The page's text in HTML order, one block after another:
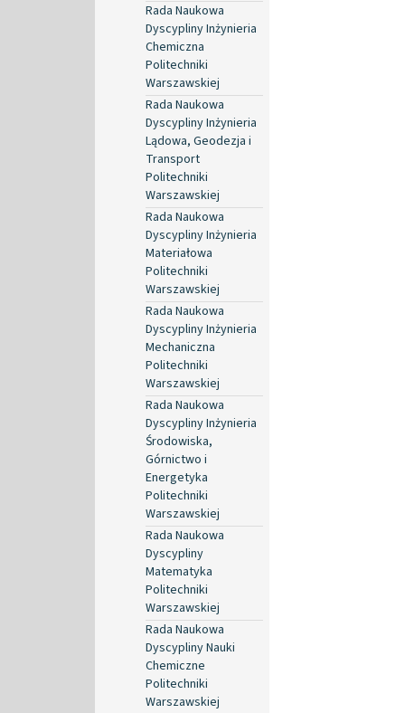
Rada Naukowa
Dyscypliny Inżynieria
Chemiczna
Politechniki
Warszawskiej
Rada Naukowa
Dyscypliny Inżynieria
Lądowa, Geodezja i
Transport
Politechniki
Warszawskiej
Rada Naukowa
Dyscypliny Inżynieria
Materiałowa
Politechniki
Warszawskiej
Rada Naukowa
Dyscypliny Inżynieria
Mechaniczna
Politechniki
Warszawskiej
Rada Naukowa
Dyscypliny Inżynieria
Środowiska,
Górnictwo i
Energetyka
Politechniki
Warszawskiej
Rada Naukowa
Dyscypliny
Matematyka
Politechniki
Warszawskiej
Rada Naukowa
Dyscypliny Nauki
Chemiczne
Politechniki
Warszawskiej